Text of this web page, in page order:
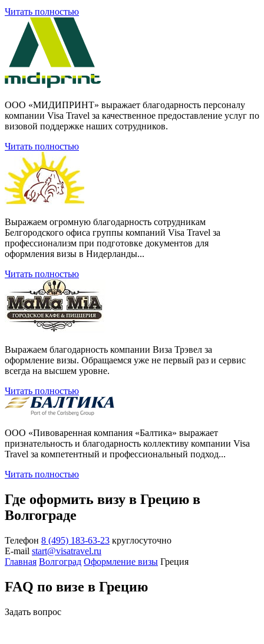
Читать полностью
ООО «МИДИПРИНТ» выражает благодарность персоналу
компании Visa Travel за качественное предоставление услуг по
визовой поддержке наших сотрудников.
Читать полностью
Выражаем огромную благодарность сотрудникам
Белгородского офиса группы компаний Visa Travel за
профессионализм при подготовке документов для
оформления визы в Нидерланды...
Читать полностью
Выражаем благодарность компании Виза Трэвел за
оформление визы. Обращаемся уже не первый раз и сервис
всегда на высшем уровне.
Читать полностью
ООО «Пивоваренная компания «Балтика» выражает
признательность и благодарность коллективу компании Visa
Travel за компетентный и профессиональный подход...
Читать полностью
Где оформить визу в Грецию в
Волгограде
Телефон 8 (495) 183-63-23 круглосуточно
E-mail start@visatravel.ru
Главная Волгоград Оформление визы Греция
FAQ по визе в Грецию
Задать вопрос